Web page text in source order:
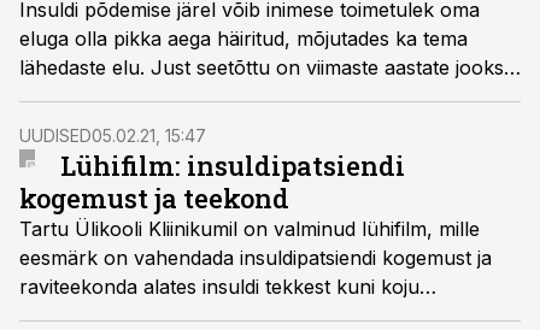
Insuldi põdemise järel võib inimese toimetulek oma
eluga olla pikka aega häiritud, mõjutades ka tema
lähedaste elu. Just seetõttu on viimaste aastate jooksul
üha enam pööratud tähelepanu insuldi läbi põdenud
inimeste taastusravile.
UUDISED05.02.21, 15:47
Lühifilm: insuldipatsiendi
kogemust ja teekond
Tartu Ülikooli Kliinikumil on valminud lühifilm, mille
eesmärk on vahendada insuldipatsiendi kogemust ja
raviteekonda alates insuldi tekkest kuni koju
naasmiseni.